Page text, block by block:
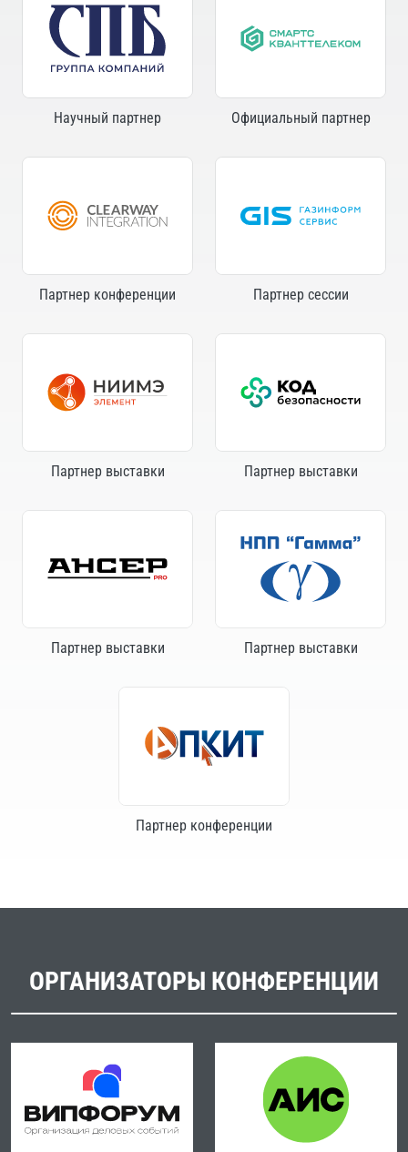
Научный партнер Официальный партнер
Партнер конференции Партнер сессии
Партнер выставки Партнер выставки
Партнер выставки Партнер выставки
Партнер конференции
ОРГАНИЗАТОРЫ КОНФЕРЕНЦИИ